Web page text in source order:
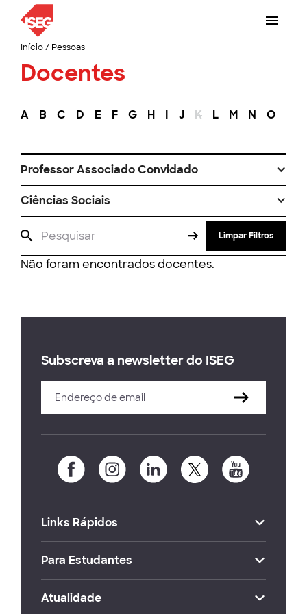
Início/ Pessoas
Docentes
A B C D E F G H I J K L M N O
Professor Associado Convidado
Ciências Sociais
Limpar Filtros
Não foram encontrados docentes.
Subscreva a newsletter do ISEG
Links Rápidos
Para Estudantes
Atualidade